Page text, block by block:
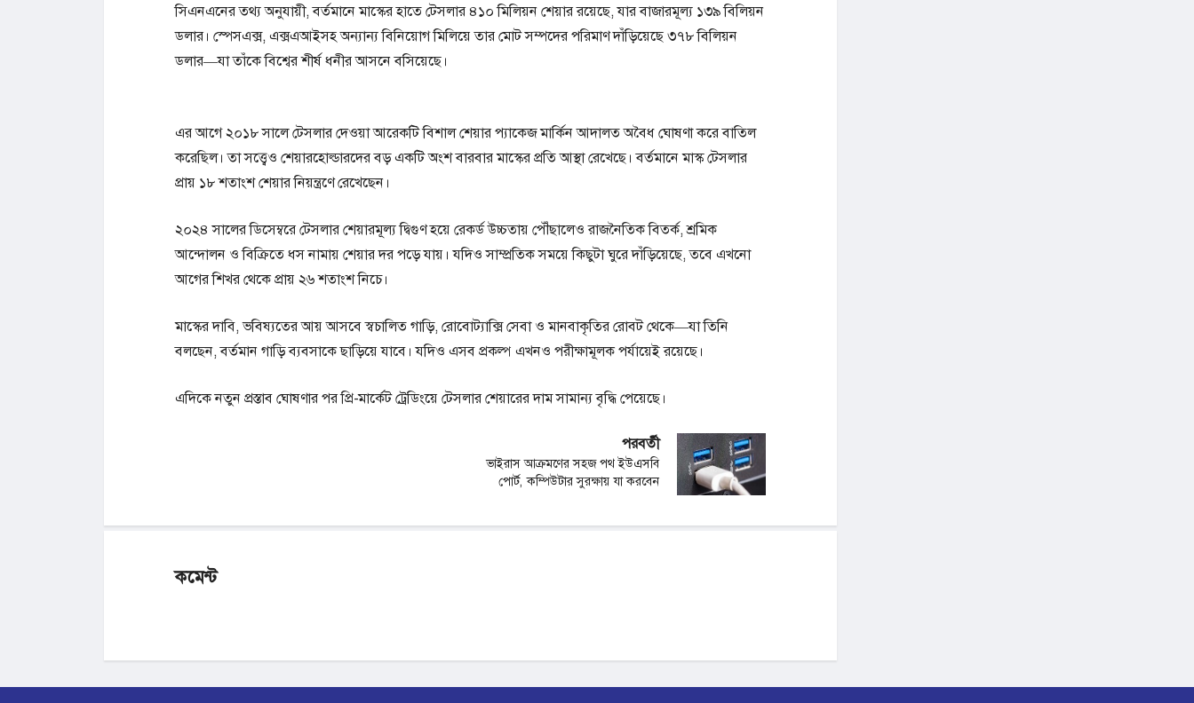
সিএনএনের তথ্য অনুযায়ী, বর্তমানে মাস্কের হাতে টেসলার ৪১০ মিলিয়ন শেয়ার রয়েছে, যার বাজারমূল্য ১৩৯ বিলিয়ন
ডলার। স্পেসএক্স, এক্সএআইসহ অন্যান্য বিনিয়োগ মিলিয়ে তার মোট সম্পদের পরিমাণ দাঁড়িয়েছে ৩৭৮ বিলিয়ন
ডলার—যা তাঁকে বিশ্বের শীর্ষ ধনীর আসনে বসিয়েছে।
এর আগে ২০১৮ সালে টেসলার দেওয়া আরেকটি বিশাল শেয়ার প্যাকেজ মার্কিন আদালত অবৈধ ঘোষণা করে বাতিল
করেছিল। তা সত্ত্বেও শেয়ারহোল্ডারদের বড় একটি অংশ বারবার মাস্কের প্রতি আস্থা রেখেছে। বর্তমানে মাস্ক টেসলার
প্রায় ১৮ শতাংশ শেয়ার নিয়ন্ত্রণে রেখেছেন।
২০২৪ সালের ডিসেম্বরে টেসলার শেয়ারমূল্য দ্বিগুণ হয়ে রেকর্ড উচ্চতায় পৌঁছালেও রাজনৈতিক বিতর্ক, শ্রমিক
আন্দোলন ও বিক্রিতে ধস নামায় শেয়ার দর পড়ে যায়। যদিও সাম্প্রতিক সময়ে কিছুটা ঘুরে দাঁড়িয়েছে, তবে এখনো
আগের শিখর থেকে প্রায় ২৬ শতাংশ নিচে।
মাস্কের দাবি, ভবিষ্যতের আয় আসবে স্বচালিত গাড়ি, রোবোট্যাক্সি সেবা ও মানবাকৃতির রোবট থেকে—যা তিনি
বলছেন, বর্তমান গাড়ি ব্যবসাকে ছাড়িয়ে যাবে। যদিও এসব প্রকল্প এখনও পরীক্ষামূলক পর্যায়েই রয়েছে।
এদিকে নতুন প্রস্তাব ঘোষণার পর প্রি-মার্কেট ট্রেডিংয়ে টেসলার শেয়ারের দাম সামান্য বৃদ্ধি পেয়েছে।
পরবর্তী
ভাইরাস আক্রমণের সহজ পথ ইউএসবি
পোর্ট, কম্পিউটার সুরক্ষায় যা করবেন
কমেন্ট